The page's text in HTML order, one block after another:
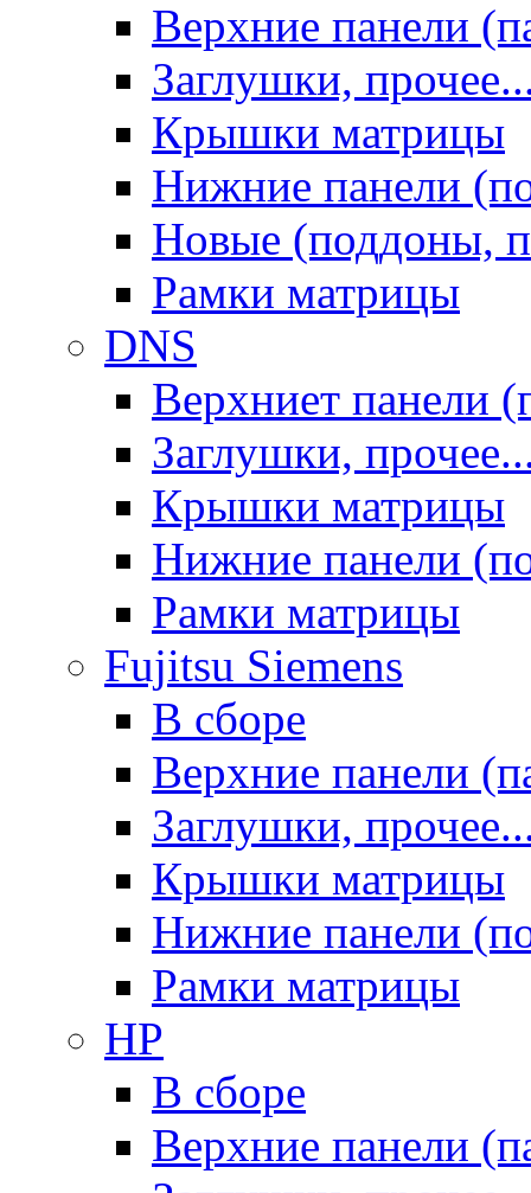
Верхние панели
Заглушки,
Крышки матрицы
Нижние панели
Новые (поддоны,
Рамки матрицы
DNS
Верхниет панели
Заглушки,
Крышки матрицы
Нижние панели
Рамки матрицы
Fujitsu Siemens
В сборе
Верхние панели
Заглушки,
Крышки матрицы
Нижние панели
Рамки матрицы
HP
В сборе
Верхние панели